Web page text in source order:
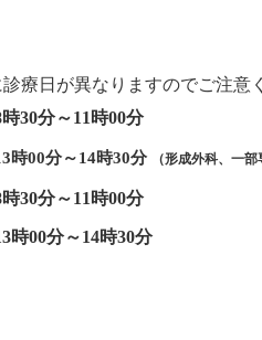
療日が異なりますのでご注意
時30分～11時00分
時00分～14時30分 （形成外科、一部
時30分～11時00分
時00分～14時30分